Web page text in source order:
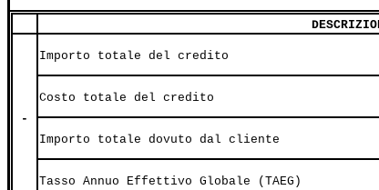
-
Importo totale del credito
Costo totale del credito
Importo totale dovuto dal cliente
Tasso Annuo Effettivo Globale (TAEG)